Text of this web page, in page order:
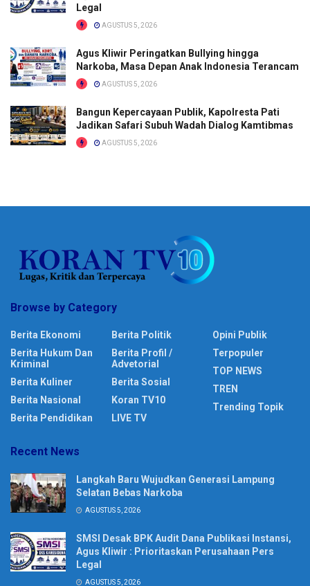
Legal
AGUSTUS 5, 2026
Agus Kliwir Peringatkan Bullying hingga
Narkoba, Masa Depan Anak Indonesia Terancam
AGUSTUS 5, 2026
Bangun Kepercayaan Publik, Kapolresta Pati
Jadikan Safari Subuh Wadah Dialog Kamtibmas
AGUSTUS 5, 2026
Browse by Category
Berita Ekonomi
Berita Hukum Dan
Kriminal
Berita Kuliner
Berita Nasional
Berita Pendidikan
Berita Politik
Berita Profil /
Advetorial
Berita Sosial
Koran TV10
LIVE TV
Opini Publik
Terpopuler
TOP NEWS
TREN
Trending Topik
Recent News
Langkah Baru Wujudkan Generasi Lampung
Selatan Bebas Narkoba
AGUSTUS 5, 2026
SMSI Desak BPK Audit Dana Publikasi Instansi,
Agus Kliwir : Prioritaskan Perusahaan Pers
Legal
AGUSTUS 5, 2026